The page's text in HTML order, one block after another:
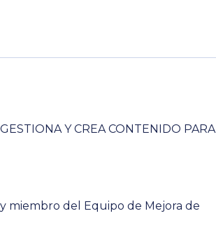
Y CREA CONTENIDO PARA
miembro del Equipo de Mejora de